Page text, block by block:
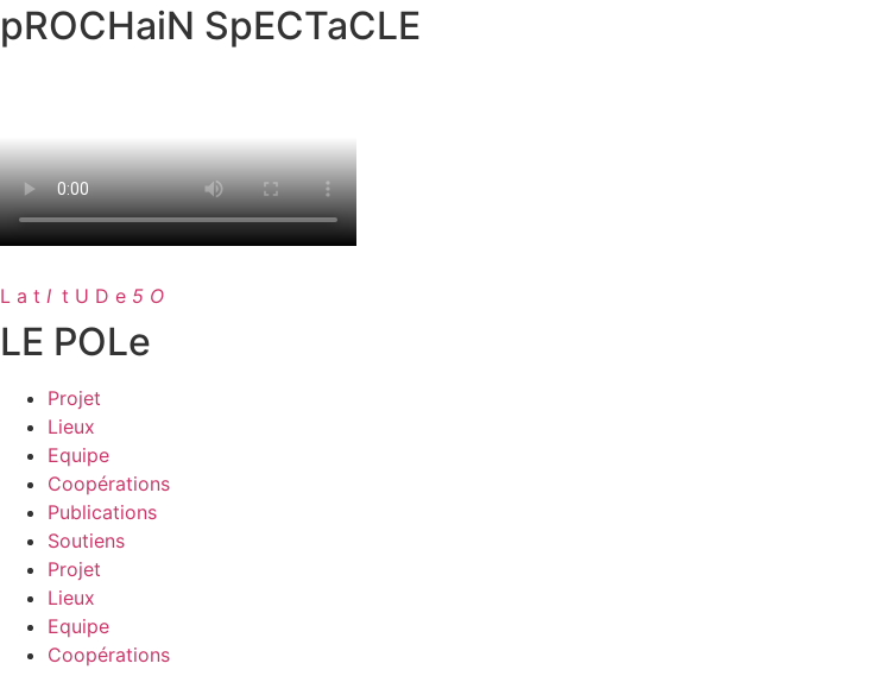
pROCHaiN SpECTaCLE
L a t I t U D e 5 O
LE POLe
Projet
Lieux
Equipe
Coopérations
Publications
Soutiens
Projet
Lieux
Equipe
Coopérations